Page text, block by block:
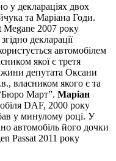
у деклараціях двох
та Маріана Годи.
Megane 2007 року
декларації
автомобілем
якої є третя
депутата Оксани
власником якого є та
Март”. Маріан
DAF, 2000 року
у минулому році. У
автомобіль його дочки
Passat 2011 року